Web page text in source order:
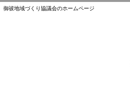
御祓地域づくり協議会のホームページ